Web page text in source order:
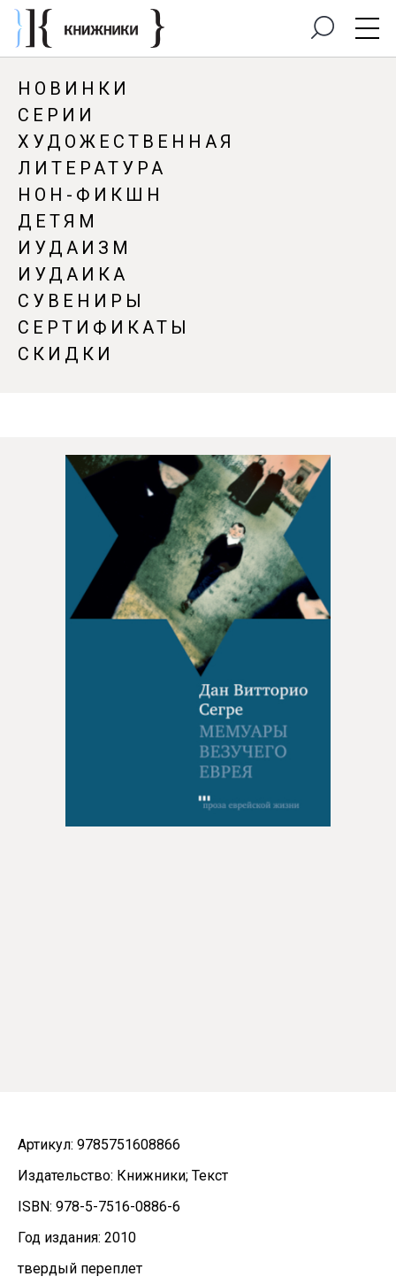
НОВИНКИ
СЕРИИ
ХУДОЖЕСТВЕННАЯ
ЛИТЕРАТУРА
НОН-ФИКШН
ДЕТЯМ
ИУДАИЗМ
ИУДАИКА
СУВЕНИРЫ
СЕРТИФИКАТЫ
СКИДКИ
Артикул: 9785751608866
Издательство: Книжники; Текст
ISBN: 978-5-7516-0886-6
Год издания: 2010
твердый переплет